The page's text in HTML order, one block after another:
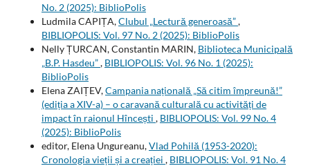
No. 2 (2025): BiblioPolis
Ludmila CAPIȚA,Clubul „Lectură generoasă”,
BIBLIOPOLIS: Vol. 97 No. 2 (2025): BiblioPolis
Nelly ȚURCAN, Constantin MARIN, Biblioteca Municipală
„B.P. Hasdeu”, BIBLIOPOLIS: Vol. 96 No. 1 (2025):
BiblioPolis
Elena ZAIȚEV,Campania națională „Să citim împreună!”
(ediția a XIV-a) – o caravană culturală cu activități de
impact în raionul Hîncești , BIBLIOPOLIS: Vol. 99 No. 4
(2025): BiblioPolis
editor, Elena Ungureanu,Vlad Pohilă (1953-2020):
Cronologia vieții și a creației , BIBLIOPOLIS: Vol. 91 No. 4